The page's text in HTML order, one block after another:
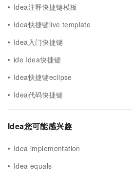
Idea注释快捷键模板
Idea快捷键live template
Idea入门快捷键
ide Idea快捷键
Idea快捷键eclipse
Idea代码快捷键
Idea您可能感兴趣
Idea implementation
Idea equals